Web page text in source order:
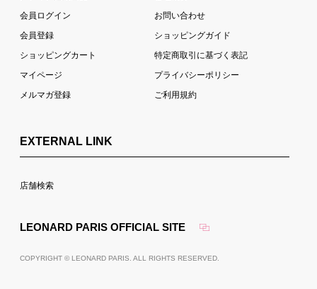
会員ログイン
会員登録
ショッピングカート
マイページ
メルマガ登録
お問い合わせ
ショッピングガイド
特定商取引に基づく表記
プライバシーポリシー
ご利用規約
EXTERNAL LINK
店舗検索
LEONARD PARIS OFFICIAL SITE
COPYRIGHT © LEONARD PARIS. ALL RIGHTS RESERVED.